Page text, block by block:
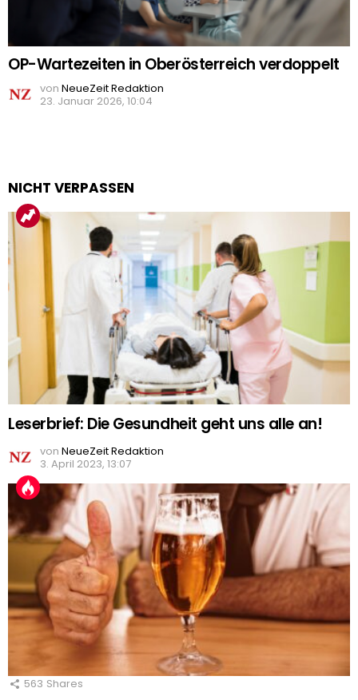
OP-Wartezeiten in Oberösterreich verdoppelt
von NeueZeit Redaktion
23. Januar 2026, 10:04
NICHT VERPASSEN
Leserbrief: Die Gesundheit geht uns alle an!
von NeueZeit Redaktion
3. April 2023, 13:07
563 Shares